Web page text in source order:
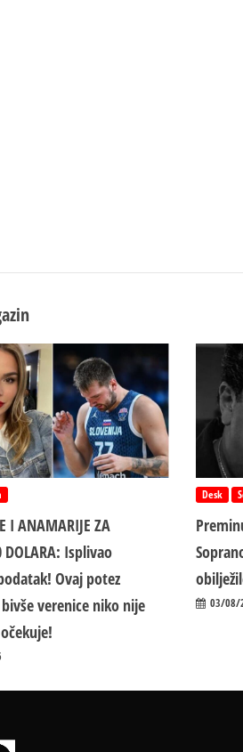
I ANAMARIJE ZA
DOLARA: Isplivao
Ovaj potez
verenice niko nije
Desk
03/08/